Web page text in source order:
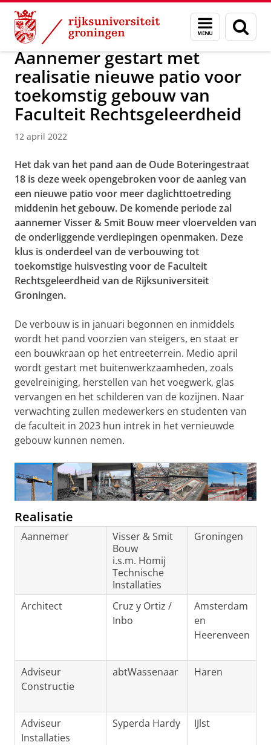
Skip
Content
Skip
Navigation
Menu
en
zoeken
Over ons Actueel Nieuws Nieuwsberichten
Aannemer gestart met
realisatie nieuwe patio voor
toekomstig gebouw van
Faculteit Rechtsgeleerdheid
12 april 2022
Het dak van het pand aan de Oude Boteringestraat
18 is deze week opengebroken voor de aanleg van
een nieuwe patio voor meer daglichttoetreding
middenin het gebouw. De komende periode zal
aannemer Visser & Smit Bouw meer vloervelden van
de onderliggende verdiepingen openmaken. Deze
klus is onderdeel van de verbouwing tot
toekomstige huisvesting voor de Faculteit
Rechtsgeleerdheid van de Rijksuniversiteit
Groningen.
De verbouw is in januari begonnen en inmiddels
wordt het pand voorzien van steigers, en staat er
een bouwkraan op het entreeterrein. Medio april
wordt gestart met buitenwerkzaamheden, zoals
gevelreiniging, herstellen van het voegwerk, glas
vervangen en het schilderen van de kozijnen. Naar
verwachting zullen medewerkers en studenten van
de faculteit in 2023 hun intrek in het vernieuwde
gebouw kunnen nemen.
Realisatie
Aannemer
Visser & Smit
Bouw
i.s.m. Homij
Technische
Installaties
Groningen
Architect
Cruz y Ortiz /
Inbo
Amsterdam
en
Heerenveen
Adviseur
Constructie
abtWassenaar Haren
Adviseur
Installaties
Syperda Hardy IJlst